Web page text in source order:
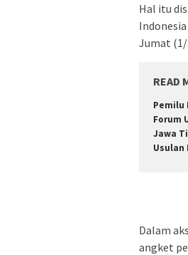
Hal itu
Jumat (1/
READ
Pemilu
Forum
Jawa
Usulan
Dalam
angket